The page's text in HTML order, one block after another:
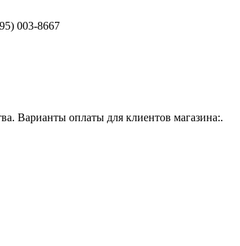
003-8667
Варианты оплаты для клиентов магазина:.